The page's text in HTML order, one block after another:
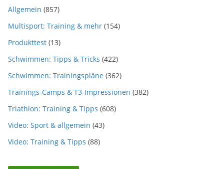
Allgemein (857)
Multisport: Training & mehr (154)
Produkttest (13)
Schwimmen: Tipps & Tricks (422)
Schwimmen: Trainingspläne (362)
Trainings-Camps & T3-Impressionen (382)
Triathlon: Training & Tipps (608)
Video: Sport & allgemein (43)
Video: Training & Tipps (88)